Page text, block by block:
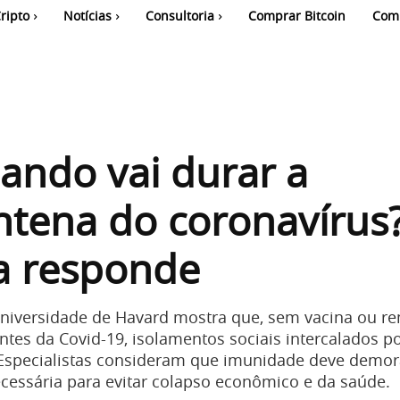
Notícias Consultoria Comprar Bitcoin
vai durar a
do
responde
de Havard mostra que, sem vacina ou
da Covid-19, isolamentos sociais intercalados
consideram que imunidade deve
para evitar colapso econômico e da saúde.